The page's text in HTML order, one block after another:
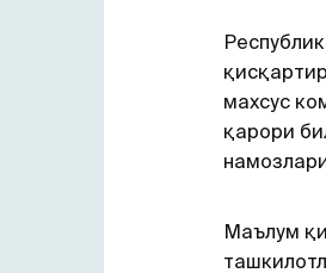
махсус
қарори
Маълум